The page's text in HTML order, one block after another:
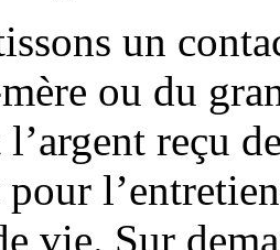
un
ou du
reçu
vie. Sur